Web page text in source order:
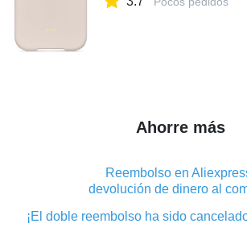
Ahorre más
Reembolso en
devolución de dinero al
¡El doble reembolso ha sido